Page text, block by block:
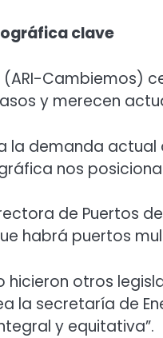
clave
Cambiemos)
y merecen
la demanda
nos
de Puertos
habrá puertos
hicieron otros
la secretaría de
y equitativa”.